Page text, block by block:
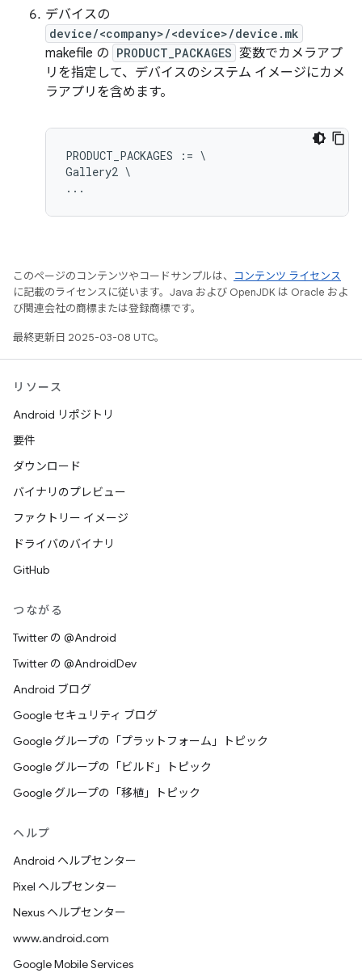
デバイスの
device/<company>/<device>/device.mk
makefile の PRODUCT_PACKAGES 変数でカメラアプ
リを指定して、デバイスのシステム イメージにカメ
ラアプリを含めます。
PRODUCT_PACKAGES := \
Gallery2 \
このページのコンテンツやコードサンプルは、
コンテンツ ライセンス
に記載のライセンスに従います。Java および OpenJDK は Oracle およ
び関連会社の商標または登録商標です。
最終更新日 2025-03-08 UTC。
リソース
Android リポジトリ
要件
ダウンロード
バイナリのプレビュー
ファクトリー イメージ
ドライバのバイナリ
GitHub
つながる
Twitter の @Android
Twitter の @AndroidDev
Android ブログ
Google セキュリティ ブログ
Google グループの「プラットフォーム」トピック
Google グループの「ビルド」トピック
Google グループの「移植」トピック
ヘルプ
Android ヘルプセンター
Pixel ヘルプセンター
Nexus ヘルプセンター
www.android.com
Google Mobile Services